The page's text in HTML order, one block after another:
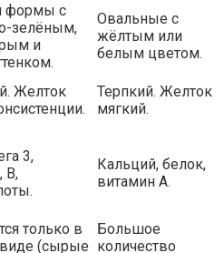
формы с
зелёным,
и
Овальные с
жёлтым или
белым цветом.
Желток
Терпкий. Желток
мягкий.
3,
В,
Кальций, белок,
витамин А.
только в
(сырые
Большое
количество